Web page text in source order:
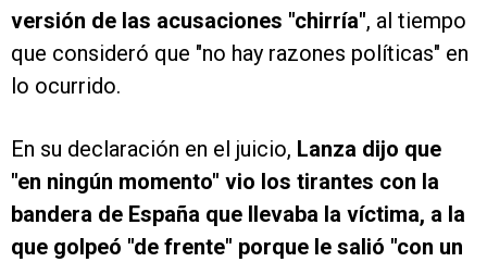
versión de las acusaciones "chirría", al tiempo
que consideró que "no hay razones políticas" en
lo ocurrido.
En su declaración en el juicio, Lanza dijo que
"en ningún momento" vio los tirantes con la
bandera de España que llevaba la víctima, a la
que golpeó "de frente" porque le salió "con un